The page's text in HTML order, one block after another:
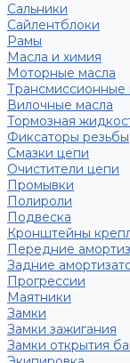
Сальники
Сайлентблоки
Рамы
Масла и химия
Моторные масла
Трансмиссионные
Вилочные масла
Тормозная
Фиксаторы резьбы
Смазки цепи
Очистители цепи
Промывки
Полироли
Подвеска
Кронштейны
Передние
Задние
Прогрессии
Маятники
Замки
Замки зажигания
Замки открытия